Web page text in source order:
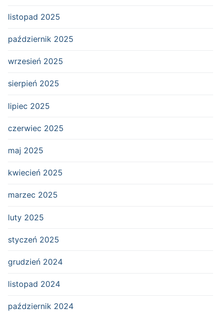
listopad 2025
październik 2025
wrzesień 2025
sierpień 2025
lipiec 2025
czerwiec 2025
maj 2025
kwiecień 2025
marzec 2025
luty 2025
styczeń 2025
grudzień 2024
listopad 2024
październik 2024